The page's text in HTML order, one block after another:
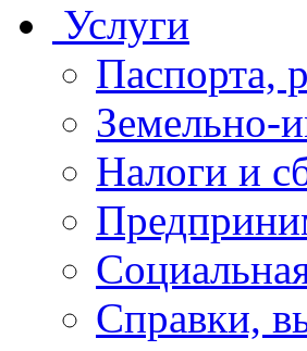
Услуги
Паспорта,
Земельно-
Налоги и
Справки,